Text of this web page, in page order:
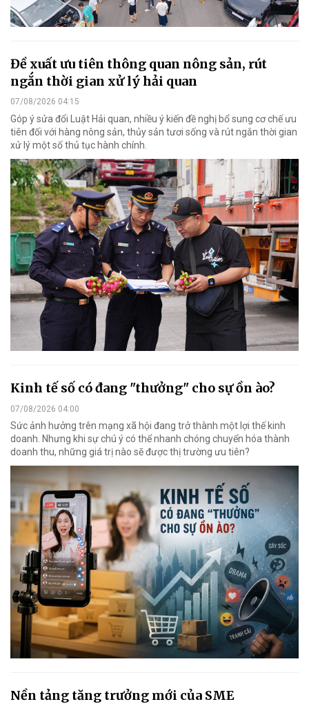
Đề xuất ưu tiên thông quan nông sản, rút
ngắn thời gian xử lý hải quan
07/08/2026 04:15
Góp ý sửa đổi Luật Hải quan, nhiều ý kiến đề nghị bổ sung cơ chế ưu
tiên đối với hàng nông sản, thủy sản tươi sống và rút ngắn thời gian
xử lý một số thủ tục hành chính.
Kinh tế số có đang "thưởng" cho sự ồn ào?
07/08/2026 04:00
Sức ảnh hưởng trên mạng xã hội đang trở thành một lợi thế kinh
doanh. Nhưng khi sự chú ý có thể nhanh chóng chuyển hóa thành
doanh thu, những giá trị nào sẽ được thị trường ưu tiên?
Nền tảng tăng trưởng mới của SME